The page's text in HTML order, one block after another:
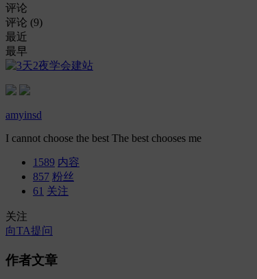
评论
评论 (9)
最近
最早
amyinsd
I cannot choose the best The best chooses me
1589 内容
857 粉丝
61 关注
关注
向TA提问
作者文章